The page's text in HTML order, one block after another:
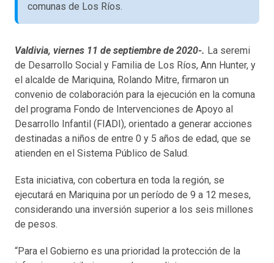
comunas de Los Ríos.
Valdivia, viernes 11 de septiembre de 2020-. La seremi
de Desarrollo Social y Familia de Los Ríos, Ann Hunter, y
el alcalde de Mariquina, Rolando Mitre, firmaron un
convenio de colaboración para la ejecución en la comuna
del programa Fondo de Intervenciones de Apoyo al
Desarrollo Infantil (FIADI), orientado a generar acciones
destinadas a niños de entre 0 y 5 años de edad, que se
atienden en el Sistema Público de Salud.
Esta iniciativa, con cobertura en toda la región, se
ejecutará en Mariquina por un período de 9 a 12 meses,
considerando una inversión superior a los seis millones
de pesos.
“Para el Gobierno es una prioridad la protección de la